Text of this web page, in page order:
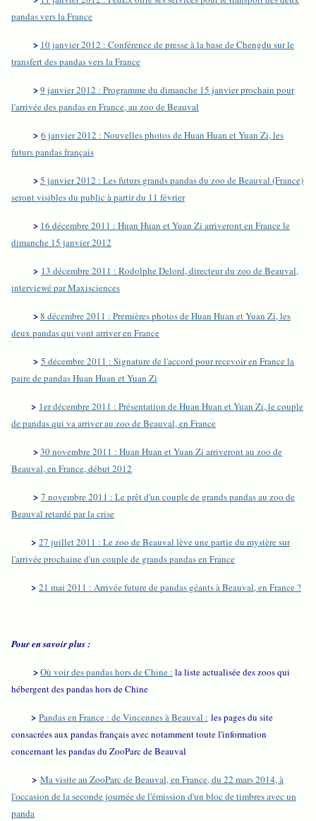
pandas vers la France
> 10 janvier 2012 : Conférence de presse à la base de Chengdu sur le
transfert des pandas vers la France
>9 janvier 2012 : Programme du dimanche 15 janvier prochain pour
l'arrivée des pandas en France, au zoo de Beauval
> 6 janvier 2012 : Nouvelles photos de Huan Huan et Yuan Zi, les
futurs pandas français
>5 janvier 2012 : Les futurs grands pandas du zoo de Beauval (France)
seront visibles du public à partir du 11 février
> 16 décembre 2011 : Huan Huan et Yuan Zi arriveront en France le
dimanche 15 janvier 2012
> 13 décembre 2011 : Rodolphe Delord, directeur du zoo de Beauval,
interviewé par Maxisciences
>8 décembre 2011 : Premières photos de Huan Huan et Yuan Zi, les
deux pandas qui vont arriver en France
> 5 décembre 2011 : Signature de l'accord pour recevoir en France la
paire de pandas Huan Huan et Yuan Zi
> 1er décembre 2011 : Présentation de Huan Huan et Yuan Zi, le couple
de pandas qui va arriver au zoo de Beauval, en France
>30 novembre 2011 : Huan Huan et Yuan Zi arriveront au zoo de
Beauval, en France, début 2012
> 7 novembre 2011 : Le prêt d'un couple de grands pandas au zoo de
Beauval retardé par la crise
> 27 juillet 2011 : Le zoo de Beauval lève une partie du mystère sur
l'arrivée prochaine d'un couple de grands pandas en France
> 21 mai 2011 : Arrivée future de pandas géants à Beauval, en France ?
Pour en savoir plus :
>Où voir des pandas hors de Chine : la liste actualisée des zoos qui
hébergent des pandas hors de Chine
> Pandas en France : de Vincennes à Beauval : les pages du site
consacrées aux pandas français avec notamment toute l'information
concernant les pandas du ZooParc de Beauval
> Ma visite au ZooParc de Beauval, en France, du 22 mars 2014, à
l'occasion de la seconde journée de l'émission d'un bloc de timbres avec un
panda